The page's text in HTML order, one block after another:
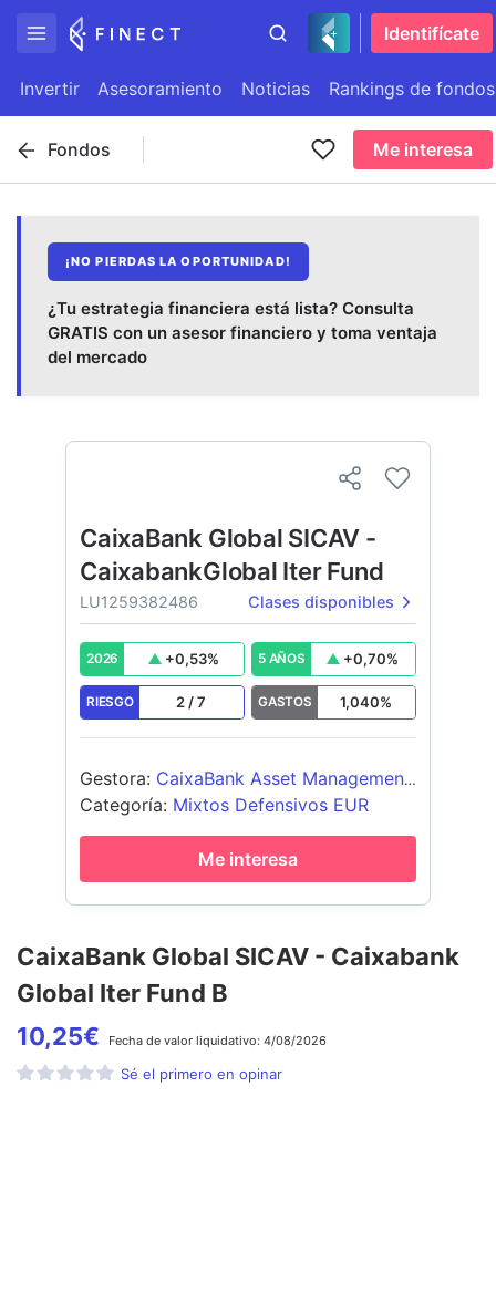
Identifícate
Invertir Asesoramiento Noticias Rankings de fondos
Fondos Me interesa
¡NO PIERDAS LA OPORTUNIDAD!
¿Tu estrategia financiera está lista? Consulta
GRATIS con un asesor financiero y toma ventaja
del mercado
CaixaBank Global SICAV - Caixabank
Global Iter Fund B
10,25€ Fecha de valor liquidativo: 4/08/2026
Sé el primero en opinar
CaixaBank Global SICAV -
CaixabankGlobal Iter Fund
LU1259382486 Clases disponibles
2026 +0,53% 5 AÑOS +0,70%
RIESGO 2 /7 GASTOS 1,040%
Gestora: CaixaBank Asset Management
Luxembourg, S.A.
Categoría: Mixtos Defensivos EUR
Me interesa